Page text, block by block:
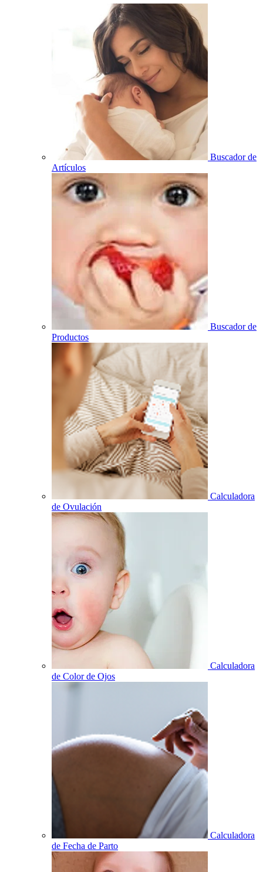
Buscador de
Artículos
Buscador de
Productos
Calculadora
de Ovulación
Calculadora
de Color de Ojos
Calculadora
de Fecha de Parto